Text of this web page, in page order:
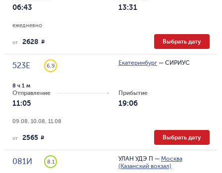
06:43 13:31
ежедневно
от 2628 R Выбрать дату
523Е 6.9 Екатеринбург — СИРИУС
Отправление
11:05
8 ч 1 м
Прибытие
19:06
09.08, 10.08, 11.08
от 2565 R Выбрать дату
081И 8.1 УЛАН УДЭ П — Москва
(Казанский вокзал)